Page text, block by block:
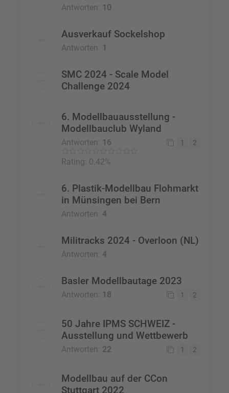
Antworten: 10
Ausverkauf Sockelshop
Antworten: 1
SMC 2024 - Scale Model
Challenge 2024
6. Modellbauausstellung -
Modellbauclub Wyland
Antworten: 16 1 2
Rating: 0.42%
6. Plastik-Modellbau Flohmarkt
in Münsingen bei Bern
Antworten: 4
Militracks 2024 - Overloon (NL)
Antworten: 4
Basler Modellbautage 2023
Antworten: 18 1 2
50 Jahre IPMS SCHWEIZ -
Ausstellung und Wettbewerb
Antworten: 22 1 2
Modellbau auf der CCon
Stuttgart 2022